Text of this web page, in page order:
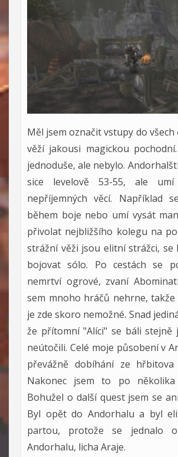
Měl jsem označit vstupy do
věží jakousi magickou
jednoduše, ale nebylo.
sice levelově 53-55, ale
nepříjemných věcí. Například
během boje nebo umí vysát
přivolat nejbližšího kolegu na
strážní věži jsou elitní strážci, se
bojovat sólo. Po cestách se
nemrtví ogrové, zvaní
sem mnoho hráčů nehrne,
je zde skoro nemožné. Snad
že přítomní "Alíci" se báli stejně
neútočili. Celé moje působení v
převážně dobíhání ze
Nakonec jsem to po
Bohužel o další quest jsem se
Byl opět do Andorhalu a byl
partou, protože se jednalo
Andorhalu, licha Araje.